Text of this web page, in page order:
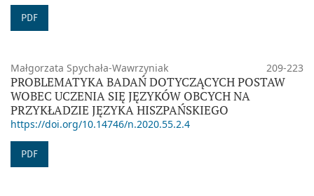
PDF
Małgorzata Spychała-Wawrzyniak 209-223
PROBLEMATYKA BADAŃ DOTYCZĄCYCH POSTAW
WOBEC UCZENIA SIĘ JĘZYKÓW OBCYCH NA
PRZYKŁADZIE JĘZYKA HISZPAŃSKIEGO
https://doi.org/10.14746/n.2020.55.2.4
PDF